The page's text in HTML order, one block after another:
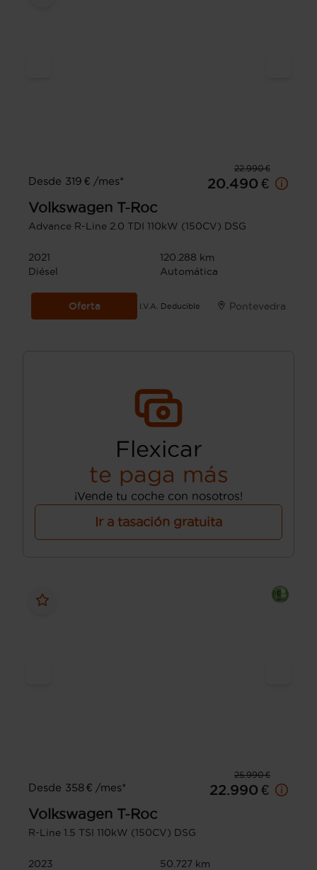
22.990 €
Desde 319 € /mes*
20.490 €
Volkswagen T-Roc
Advance R-Line 2.0 TDI 110kW (150CV) DSG
2021
120.288 km
Diésel
Automática
Oferta I.V.A. Deducible Pontevedra
Flexicar
te paga más
¡Vende tu coche con nosotros!
Ir a tasación gratuita
25.990 €
Desde 358 € /mes*
22.990 €
Volkswagen T-Roc
R-Line 1.5 TSI 110kW (150CV) DSG
2023
50.727 km